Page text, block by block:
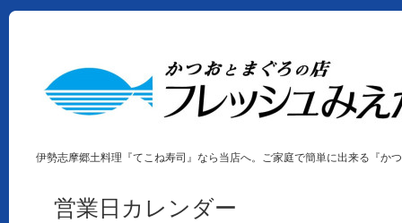
伊勢志摩郷土料理『てこね寿司』なら当店へ。ご家庭で簡単に出来る『か
営業日カレンダー